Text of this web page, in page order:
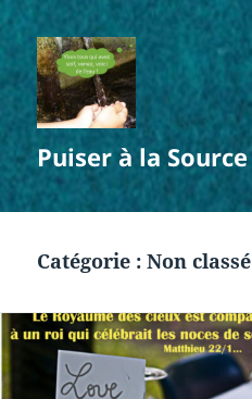
Puiser à la Source
Catégorie :Non classé